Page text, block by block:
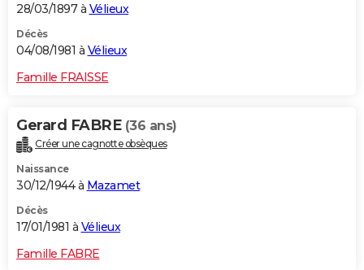
28/03/1897 à Vélieux
Décès
04/08/1981 à Vélieux
Famille FRAISSE
Gerard FABRE (36 ans)
Créer une cagnotte obsèques
Naissance
30/12/1944 à Mazamet
Décès
17/01/1981 à Vélieux
Famille FABRE